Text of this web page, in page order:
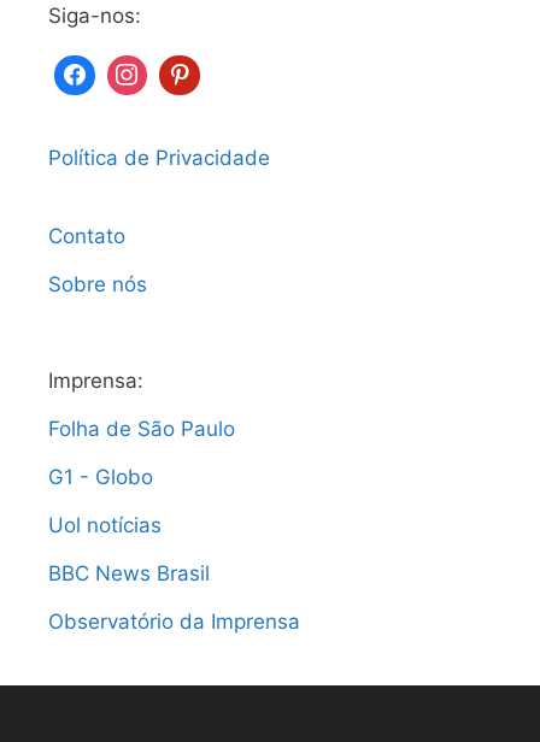
Siga-nos:
Política de Privacidade
Contato
Sobre nós
Imprensa:
Folha de São Paulo
G1 - Globo
Uol notícias
BBC News Brasil
Observatório da Imprensa